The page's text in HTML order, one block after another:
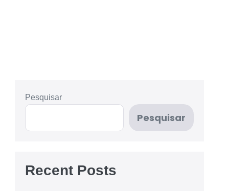
Pesquisar
Pesquisar
Recent Posts